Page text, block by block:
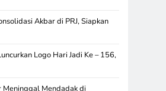
Akbar di PRJ, Siapkan
Logo Hari Jadi Ke – 156,
Meninggal Mendadak di